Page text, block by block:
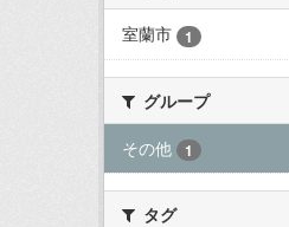
室蘭市
1
グループ
その他
1
タグ